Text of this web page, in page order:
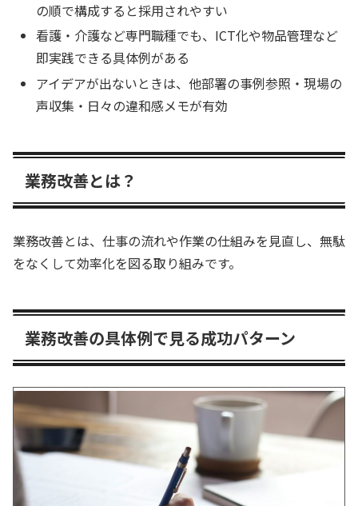
の順で構成すると採用されやすい
看護・介護など専門職種でも、ICT化や物品管理など
即実践できる具体例がある
アイデアが出ないときは、他部署の事例参照・現場の
声収集・日々の違和感メモが有効
業務改善とは？
業務改善とは、仕事の流れや作業の仕組みを見直し、無駄
をなくして効率化を図る取り組みです。
業務改善の具体例で見る成功パターン